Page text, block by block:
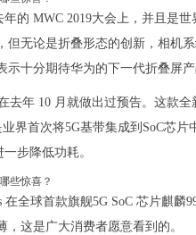
的 MWC 2019大会上，并且是
无论是折叠形态的创新，相机
十分期待华为的下一代折叠屏产
去年 10 月就做出过预告。这款
界首次将5G基带集成到SoC芯
步降低功耗。
全球首款旗舰5G SoC 芯片麒麟
这是广大消费者愿意看到的。